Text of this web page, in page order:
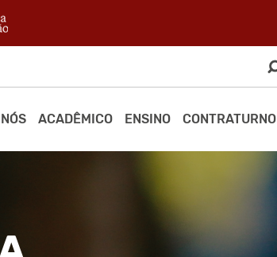
ACADÊMICO ENSINO CONTRATURNO